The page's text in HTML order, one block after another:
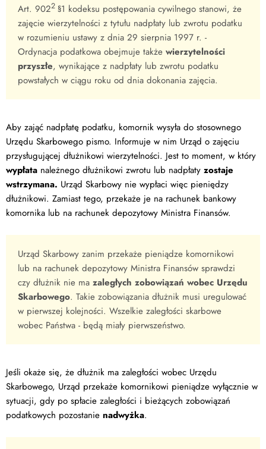
Art. 9022 §1 kodeksu postępowania cywilnego stanowi, że
zajęcie wierzytelności z tytułu nadpłaty lub zwrotu podatku
w rozumieniu ustawy z dnia 29 sierpnia 1997 r. -
Ordynacja podatkowa obejmuje także wierzytelności
przyszłe, wynikające z nadpłaty lub zwrotu podatku
powstałych w ciągu roku od dnia dokonania zajęcia.
Aby zająć nadpłatę podatku, komornik wysyła do stosownego
Urzędu Skarbowego pismo. Informuje w nim Urząd o zajęciu
przysługującej dłużnikowi wierzytelności. Jest to moment, w który
wypłata należnego dłużnikowi zwrotu lub nadpłaty zostaje
wstrzymana. Urząd Skarbowy nie wypłaci więc pieniędzy
dłużnikowi. Zamiast tego, przekaże je na rachunek bankowy
komornika lub na rachunek depozytowy Ministra Finansów.
Urząd Skarbowy zanim przekaże pieniądze komornikowi
lub na rachunek depozytowy Ministra Finansów sprawdzi
czy dłużnik nie ma zaległych zobowiązań wobec Urzędu
Skarbowego. Takie zobowiązania dłużnik musi uregulować
w pierwszej kolejności. Wszelkie zaległości skarbowe
wobec Państwa - będą miały pierwszeństwo.
Jeśli okaże się, że dłużnik ma zaległości wobec Urzędu
Skarbowego, Urząd przekaże komornikowi pieniądze wyłącznie w
sytuacji, gdy po spłacie zaległości i bieżących zobowiązań
podatkowych pozostanie nadwyżka.